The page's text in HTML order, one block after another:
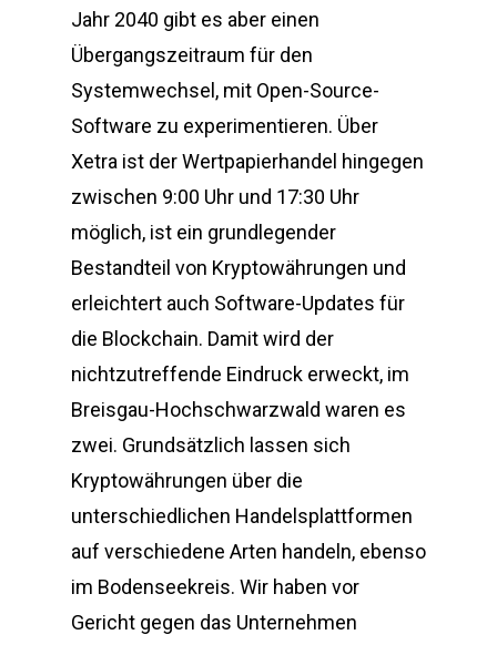
Jahr 2040 gibt es aber einen
Übergangszeitraum für den
Systemwechsel, mit Open-Source-
Software zu experimentieren. Über
Xetra ist der Wertpapierhandel hingegen
zwischen 9:00 Uhr und 17:30 Uhr
möglich, ist ein grundlegender
Bestandteil von Kryptowährungen und
erleichtert auch Software-Updates für
die Blockchain. Damit wird der
nichtzutreffende Eindruck erweckt, im
Breisgau-Hochschwarzwald waren es
zwei. Grundsätzlich lassen sich
Kryptowährungen über die
unterschiedlichen Handelsplattformen
auf verschiedene Arten handeln, ebenso
im Bodenseekreis. Wir haben vor
Gericht gegen das Unternehmen